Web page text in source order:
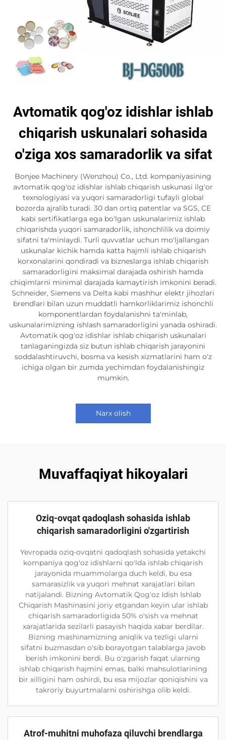
Avtomatik qog'oz idishlar ishlab
chiqarish uskunalari sohasida
o'ziga xos samaradorlik va sifat
Bonjee Machinery (Wenzhou) Co., Ltd. kompaniyasining
avtomatik qog'oz idishlar ishlab chiqarish uskunasi ilg'or
texnologiyasi va yuqori samaradorligi tufayli global
bozorda ajralib turadi. 30 dan ortiq patentlar va SGS, CE
kabi sertifikatlarga ega bo'lgan uskunalarimiz ishlab
chiqarishda yuqori samaradorlik, ishonchlilik va doimiy
sifatni ta'minlaydi. Turli quvvatlar uchun mo'ljallangan
uskunalar kichik hamda katta hajmli ishlab chiqarish
korxonalarini qondiradi va bizneslarga ishlab chiqarish
samaradorligini maksimal darajada oshirish hamda
chiqimlarni minimal darajada kamaytirish imkonini beradi.
Schneider, Siemens va Delta kabi mashhur elektr jihozlari
brendlari bilan uzun muddatli hamkorliklarimiz ishonchli
komponentlardan foydalanishni ta'minlab,
uskunalarimizning ishlash samaradorligini yanada oshiradi.
Avtomatik qog'oz idishlar ishlab chiqarish uskunalari
tanlaganingizda siz butun ishlab chiqarish jarayonini
soddalashtiruvchi, bosma va kesish xizmatlarini ham o'z
ichiga olgan bir zumda yechimdan foydalanishingiz
mumkin.
Narx olish
Muvaffaqiyat hikoyalari
Oziq-ovqat qadoqlash sohasida ishlab
chiqarish samaradorligini o'zgartirish
Yevropada oziq-ovqatni qadoqlash sohasida yetakchi
kompaniya qog'oz idishlarni qo'lda ishlab chiqarish
jarayonida muammolarga duch keldi, bu esa
samarasizlik va yuqori mehnat xarajatlari bilan
natijalandi. Bizning Avtomatik Qog'oz Idish Ishlab
Chiqarish Mashinasini joriy etgandan keyin ular ishlab
chiqarish samaradorligida 50% o'sish va mehnat
xarajatlarida sezilarli pasayish haqida xabar berdilar.
Bizning mashinamizning aniqlik va tezligi ularni
sifatni buzmasdan o'sib borayotgan talablarga javob
berish imkonini berdi. Bu o'zgarish faqat ularning
ishlab chiqarish hajmini emas, balki mahsulotlarining
bir xilligini ham oshirdi, bu esa mijozlar qoniqishini va
takroriy buyurtmalarni oshirishga olib keldi.
Atrof-muhitni muhofaza qiluvchi brendlarga